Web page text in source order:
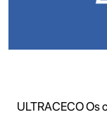
ULTRACECO Os